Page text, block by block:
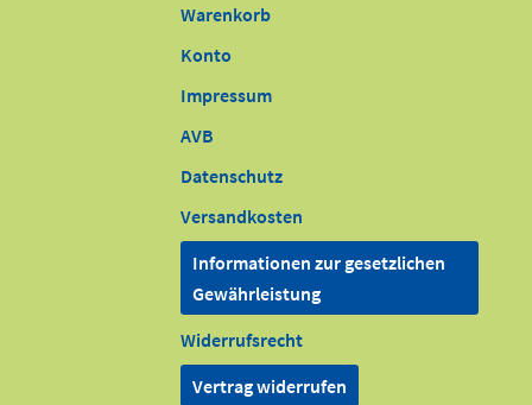
Warenkorb
Konto
Impressum
AVB
Datenschutz
Versandkosten
Informationen zur gesetzlichen
Gewährleistung
Widerrufsrecht
Vertrag widerrufen